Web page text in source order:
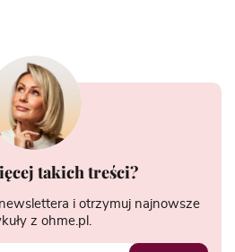
takich treści?
i otrzymuj najnowsze
z ohme.pl.